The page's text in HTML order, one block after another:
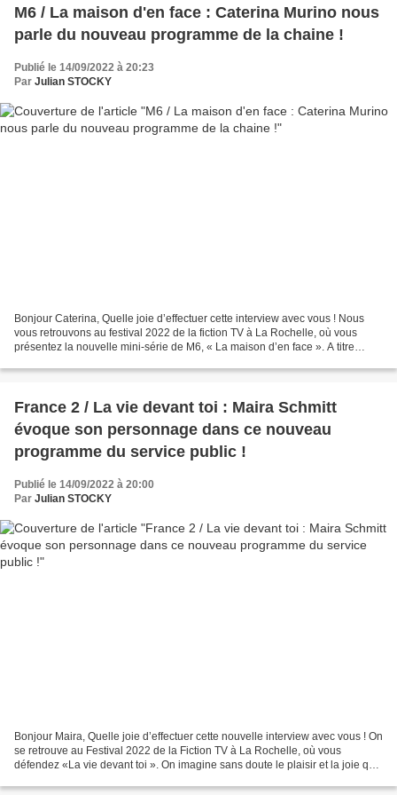
M6 / La maison d'en face : Caterina Murino nous
parle du nouveau programme de la chaine !
Publié le 14/09/2022 à 20:23
Par Julian STOCKY
Bonjour Caterina, Quelle joie d’effectuer cette interview avec vous ! Nous
vous retrouvons au festival 2022 de la fiction TV à La Rochelle, où vous
présentez la nouvelle mini-série de M6, « La maison d’en face ». A titre
France 2 / La vie devant toi : Maira Schmitt
évoque son personnage dans ce nouveau
programme du service public !
Publié le 14/09/2022 à 20:00
Par Julian STOCKY
Bonjour Maira, Quelle joie d’effectuer cette nouvelle interview avec vous ! On
se retrouve au Festival 2022 de la Fiction TV à La Rochelle, où vous
défendez «La vie devant toi ». On imagine sans doute le plaisir et la joie que